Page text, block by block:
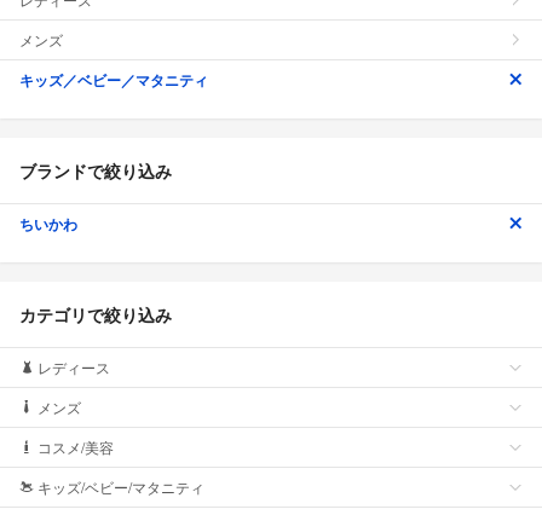
メンズ
キッズ／ベビー／マタニティ
ブランドで絞り込み
ちいかわ
カテゴリで絞り込み
レディース
メンズ
コスメ/美容
キッズ/ベビー/マタニティ